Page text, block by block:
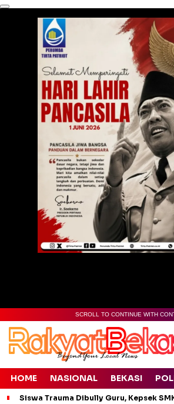
SCROLL TO CONTINUE WITH
HOME NASIONAL BEKASI
Siswa Trauma Dibully Guru, Kepsek